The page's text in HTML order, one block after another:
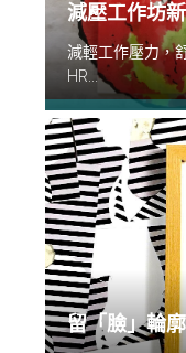
減壓工作坊
減輕工作壓力，
HR...
留「臉」輪